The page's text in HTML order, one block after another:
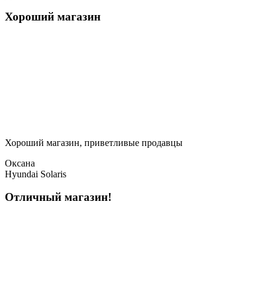
Хороший магазин
Хороший магазин, приветливые продавцы
Оксана
Hyundai Solaris
Отличный магазин!